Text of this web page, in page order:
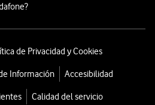
de Privacidad y Cookies
Información Accesibilidad
Calidad del servicio